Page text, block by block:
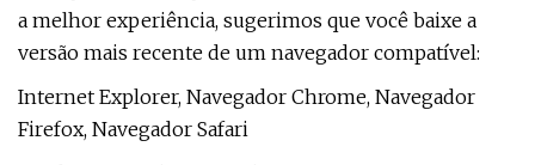
a melhor experiência, sugerimos que você baixe a
versão mais recente de um navegador compatível:
Internet Explorer, Navegador Chrome, Navegador
Firefox, Navegador Safari